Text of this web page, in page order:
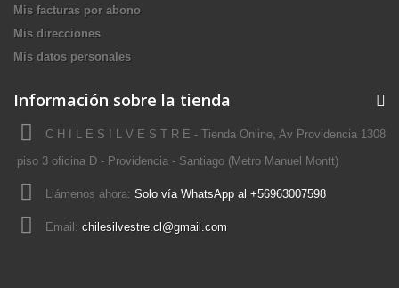
Mis facturas por abono
Mis direcciones
Mis datos personales
Información sobre la tienda
C H I L E S I L V E S T R E - Tienda Online, Av Providencia 1308
piso 3 oficina D - Providencia - Santiago (Metro Manuel Montt)
Llámenos ahora: Solo vía WhatsApp al +56963007598
Email: chilesilvestre.cl@gmail.com